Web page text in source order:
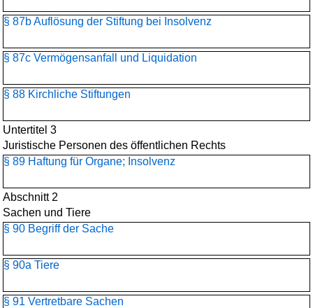
§ 87b Auflösung der Stiftung bei Insolvenz
§ 87c Vermögensanfall und Liquidation
§ 88 Kirchliche Stiftungen
Untertitel 3
Juristische Personen des öffentlichen Rechts
§ 89 Haftung für Organe; Insolvenz
Abschnitt 2
Sachen und Tiere
§ 90 Begriff der Sache
§ 90a Tiere
§ 91 Vertretbare Sachen